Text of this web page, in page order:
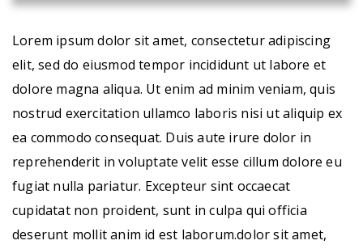
Lorem ipsum dolor sit amet, consectetur adipiscing
elit, sed do eiusmod tempor incididunt ut labore et
dolore magna aliqua. Ut enim ad minim veniam, quis
nostrud exercitation ullamco laboris nisi ut aliquip ex
ea commodo consequat. Duis aute irure dolor in
reprehenderit in voluptate velit esse cillum dolore eu
fugiat nulla pariatur. Excepteur sint occaecat
cupidatat non proident, sunt in culpa qui officia
deserunt mollit anim id est laborum.dolor sit amet,